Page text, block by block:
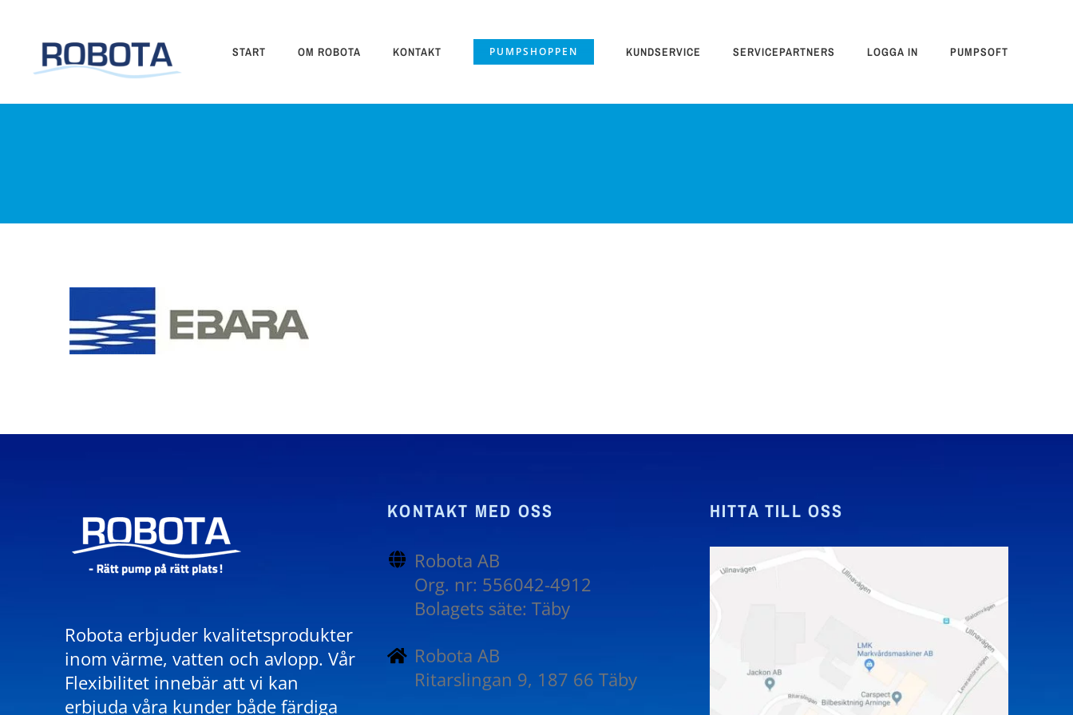
innehållet
START OM ROBOTA KONTAKT PUMPSHOPPEN KUNDSERVICE SERVICEPARTNERS LOGGA IN PUMPSOFT
Robota erbjuder kvalitetsprodukter
inom värme, vatten och avlopp. Vår
Flexibilitet innebär att vi kan
erbjuda våra kunder både färdiga
KONTAKT MED OSS
Robota AB
Org. nr: 556042-4912
Bolagets säte: Täby
Robota AB
Ritarslingan 9, 187 66 Täby
HITTA TILL OSS